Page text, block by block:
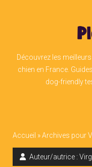
Découvrez les
chien en France.
dog-friendly
Accueil »Archives pour
Auteur/autrice :